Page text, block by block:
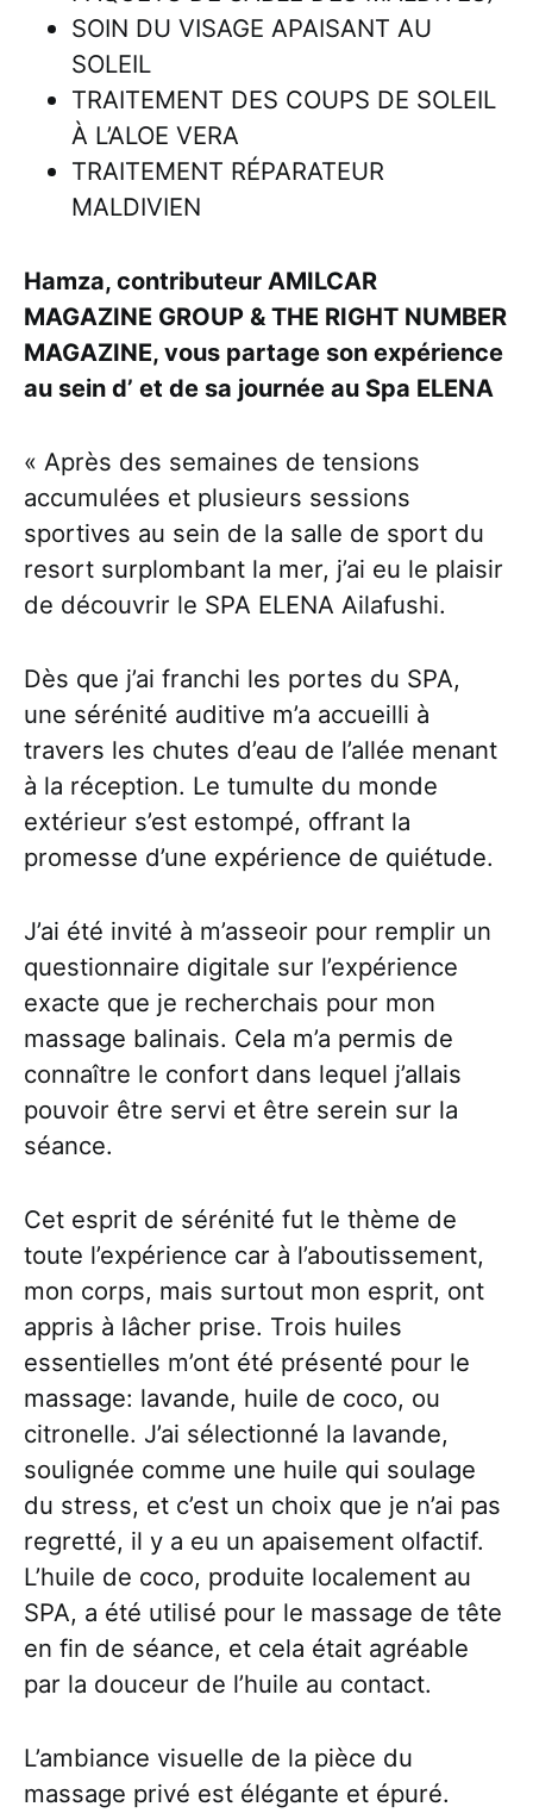
SOIN DU VISAGE APAISANT AU
SOLEIL
TRAITEMENT DES COUPS DE SOLEIL
À L’ALOE VERA
TRAITEMENT RÉPARATEUR
MALDIVIEN
Hamza, contributeur AMILCAR
MAGAZINE GROUP & THE RIGHT NUMBER
MAGAZINE, vous partage son expérience
au sein d’ et de sa journée au Spa ELENA
« Après des semaines de tensions
accumulées et plusieurs sessions
sportives au sein de la salle de sport du
resort surplombant la mer, j’ai eu le plaisir
de découvrir le SPA ELENA Ailafushi.
Dès que j’ai franchi les portes du SPA,
une sérénité auditive m’a accueilli à
travers les chutes d’eau de l’allée menant
à la réception. Le tumulte du monde
extérieur s’est estompé, offrant la
promesse d’une expérience de quiétude.
J’ai été invité à m’asseoir pour remplir un
questionnaire digitale sur l’expérience
exacte que je recherchais pour mon
massage balinais. Cela m’a permis de
connaître le confort dans lequel j’allais
pouvoir être servi et être serein sur la
séance.
Cet esprit de sérénité fut le thème de
toute l’expérience car à l’aboutissement,
mon corps, mais surtout mon esprit, ont
appris à lâcher prise. Trois huiles
essentielles m’ont été présenté pour le
massage: lavande, huile de coco, ou
citronelle. J’ai sélectionné la lavande,
soulignée comme une huile qui soulage
du stress, et c’est un choix que je n’ai pas
regretté, il y a eu un apaisement olfactif.
L’huile de coco, produite localement au
SPA, a été utilisé pour le massage de tête
en fin de séance, et cela était agréable
par la douceur de l’huile au contact.
L’ambiance visuelle de la pièce du
massage privé est élégante et épuré.